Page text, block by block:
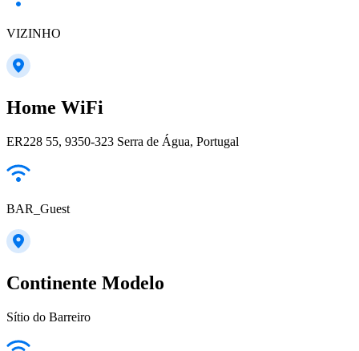
VIZINHO
Home WiFi
ER228 55, 9350-323 Serra de Água, Portugal
BAR_Guest
Continente Modelo
Sítio do Barreiro